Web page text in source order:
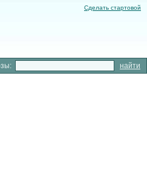
Сделать стартовой